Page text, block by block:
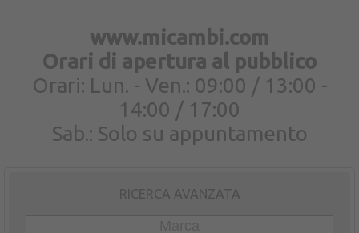
www.micambi.com
Orari di apertura al pubblico
Orari: Lun. - Ven.: 09:00 / 13:00 -
14:00 / 17:00
Sab.: Solo su appuntamento
RICERCA AVANZATA